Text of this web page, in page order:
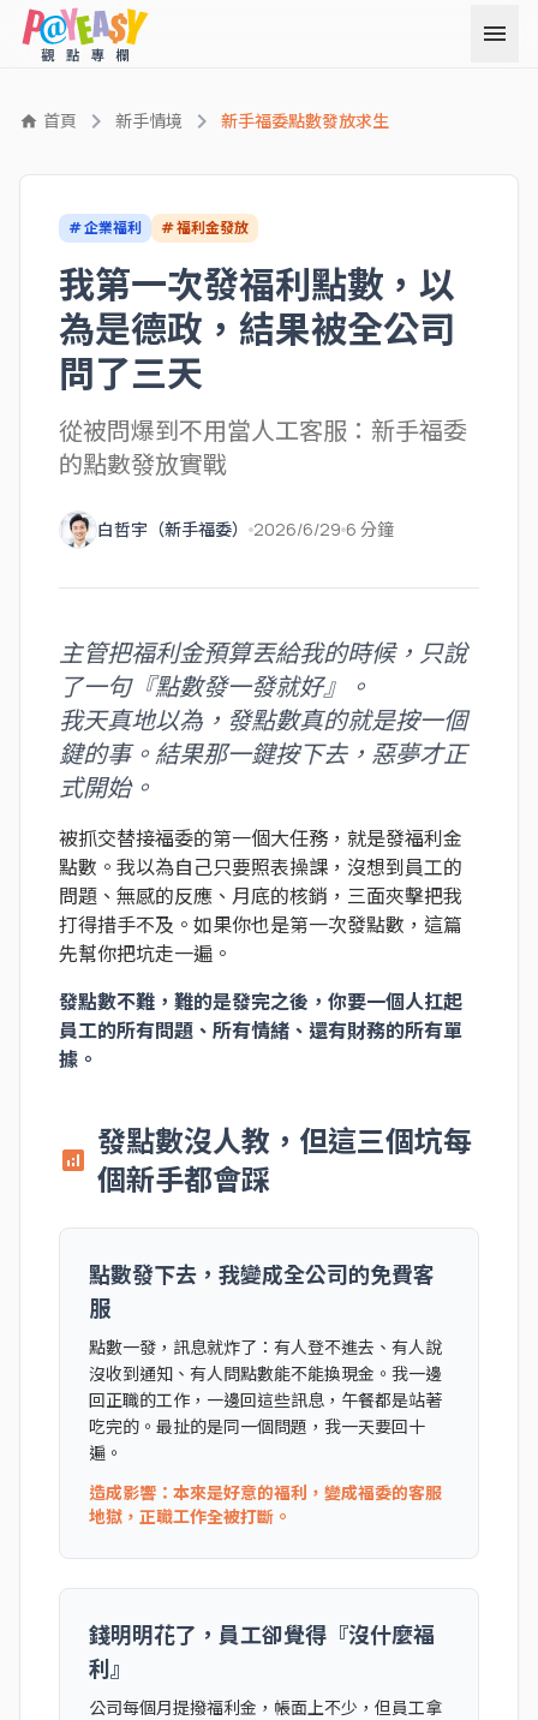
menu
home 首頁 chevron_right 新手情境 chevron_right 新手福委點數發放求生
# 企業福利 # 福利金發放
我第一次發福利點數，以
為是德政，結果被全公司
問了三天
從被問爆到不用當人工客服：新手福委
的點數發放實戰
白哲宇（新手福委） 2026/6/29 6 分鐘
主管把福利金預算丟給我的時候，只說
了一句『點數發一發就好』。
我天真地以為，發點數真的就是按一個
鍵的事。結果那一鍵按下去，惡夢才正
式開始。
被抓交替接福委的第一個大任務，就是發福利金
點數。我以為自己只要照表操課，沒想到員工的
問題、無感的反應、月底的核銷，三面夾擊把我
打得措手不及。如果你也是第一次發點數，這篇
先幫你把坑走一遍。
發點數不難，難的是發完之後，你要一個人扛起
員工的所有問題、所有情緒、還有財務的所有單
據。
analytics 發點數沒人教，但這三個坑每
個新手都會踩
點數發下去，我變成全公司的免費客
服
點數一發，訊息就炸了：有人登不進去、有人說
沒收到通知、有人問點數能不能換現金。我一邊
回正職的工作，一邊回這些訊息，午餐都是站著
吃完的。最扯的是同一個問題，我一天要回十
遍。
造成影響：本來是好意的福利，變成福委的客服
地獄，正職工作全被打斷。
錢明明花了，員工卻覺得『沒什麼福
利』
公司每個月提撥福利金，帳面上不少，但員工拿